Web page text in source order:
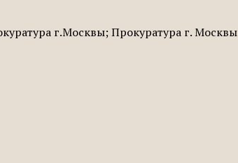
г.Москвы; Прокуратура г. Москвы